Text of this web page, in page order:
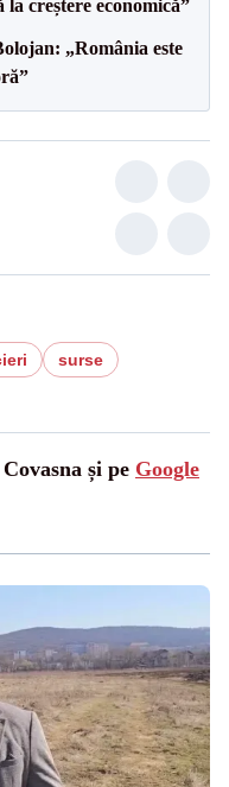
creștere economică”
„România este
surse
și pe Google